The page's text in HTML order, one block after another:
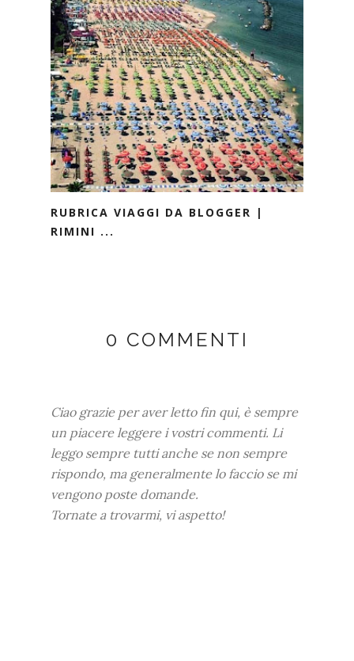
RUBRICA VIAGGI DA BLOGGER |
RIMINI ...
0 COMMENTI
Ciao grazie per aver letto fin qui, è sempre
un piacere leggere i vostri commenti. Li
leggo sempre tutti anche se non sempre
rispondo, ma generalmente lo faccio se mi
vengono poste domande.
Tornate a trovarmi, vi aspetto!